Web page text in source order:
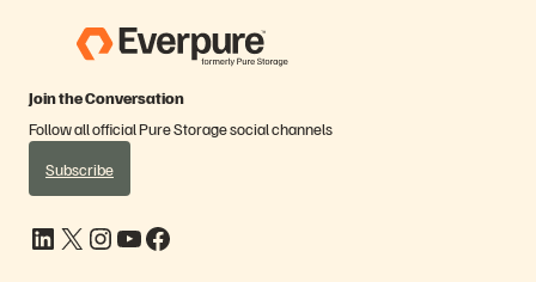
Join the Conversation
Follow all official Pure Storage social channels
Subscribe
LinkedIn X Instagram YouTube Facebook